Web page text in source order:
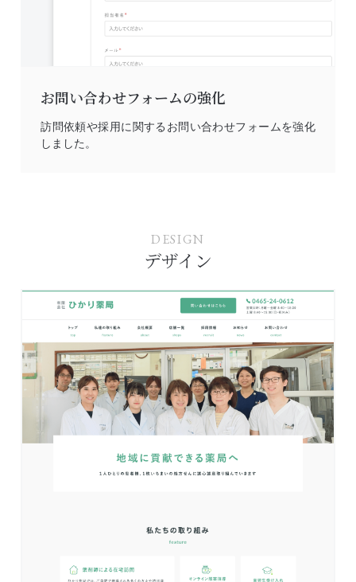
お問い合わせフォームの強化
訪問依頼や採用に関するお問い合わせフォームを強化
しました。
DESIGN
デザイン